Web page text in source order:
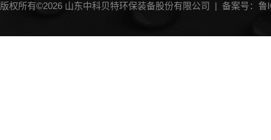
版权所有©2026 山东中科贝特环保装备股份有限公司 | 备案号：鲁